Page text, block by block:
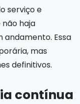
serviço e
haja
andamento. Essa
mas
definitivos.
contínua